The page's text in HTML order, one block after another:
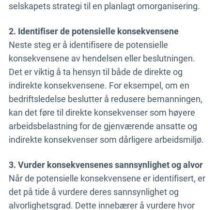
selskapets strategi til en planlagt omorganisering.
2. Identifiser de potensielle konsekvensene
Neste steg er å identifisere de potensielle
konsekvensene av hendelsen eller beslutningen.
Det er viktig å ta hensyn til både de direkte og
indirekte konsekvensene. For eksempel, om en
bedriftsledelse beslutter å redusere bemanningen,
kan det føre til direkte konsekvenser som høyere
arbeidsbelastning for de gjenværende ansatte og
indirekte konsekvenser som dårligere arbeidsmiljø.
3. Vurder konsekvensenes sannsynlighet og alvor
Når de potensielle konsekvensene er identifisert, er
det på tide å vurdere deres sannsynlighet og
alvorlighetsgrad. Dette innebærer å vurdere hvor